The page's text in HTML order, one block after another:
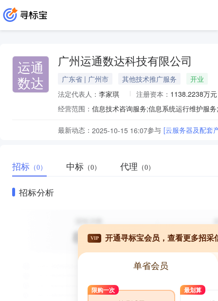
运通
数达
广州运通数达科技有限公司
广东省 | 广州市 其他技术推广服务
开业
法定代表人： 李家琪 注册资本： 1138.2238万元
经营范围：
最新动态： 2025-10-15 16:07参与 [云服务器及配套
招标 （0） 中标 （0） 代理 （0）
招标分析
VIP 开通寻标宝会员，查看更多招采
单省会员
限购一次 最划算